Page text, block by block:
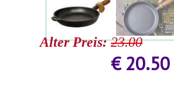
GARTENTECHNIK
SCHWEIßGERÄTE UND ZUBEHÖR
Alter Preis:23.00
€ 20.50